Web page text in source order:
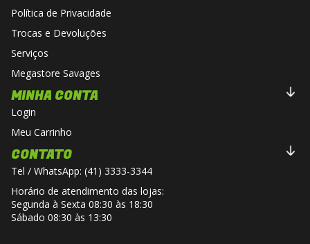
Política de Privacidade
Trocas e Devoluções
Serviços
Megastore Savages
MINHA CONTA
Login
Meu Carrinho
CONTATO
Tel / WhatsApp: (41) 3333-3344
Horário de atendimento das lojas:
Segunda à Sexta 08:30 às 18:30
Sábado 08:30 às 13:30